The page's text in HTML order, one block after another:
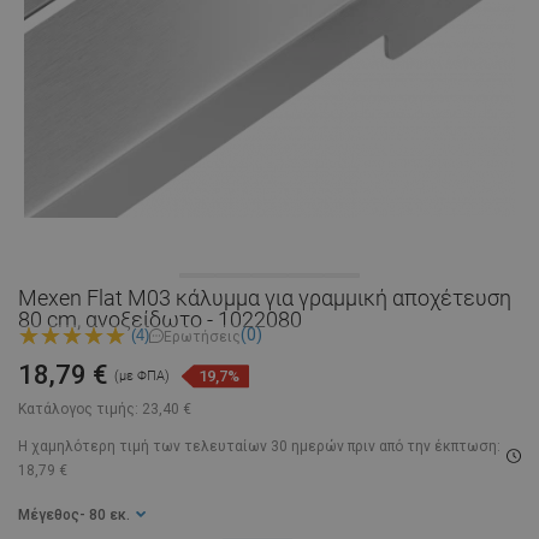
Mexen Flat Μ03 κάλυμμα για γραμμική αποχέτευση
80 cm, ανοξείδωτο - 1022080
(4) Ερωτήσεις(0)
Κατάλογος τιμής: 23,40 €
18,79 € (με ΦΠΑ) 19,7%
Η χαμηλότερη τιμή των τελευταίων 30 ημερών πριν από την έκπτωση:
18,79 €
Μέγεθος - 80 εκ.